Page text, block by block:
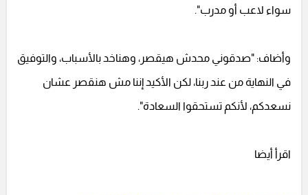
سواء لاعب أو مدرب".
وأضاف: "صدقوني محدش هيقصر، وهناخد بالأسباب، والتوفيق
في النهاية من عند ربنا، لكن الأكيد إننا مش هنقصر عشان
نسعدكم، لأنكم تستحقوا السعادة".
اقرأ أيضا